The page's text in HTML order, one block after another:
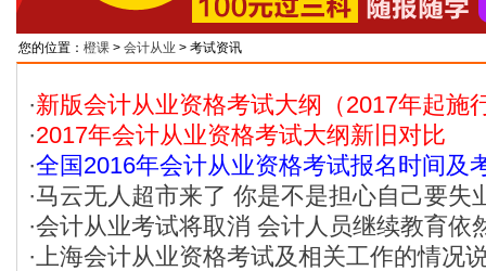
您的位置： 橙课 > 会计从业 > 考试资讯
·新版会计从业资格考试大纲（2017年起施
·2017年会计从业资格考试大纲新旧对比
·全国2016年会计从业资格考试报名时间及
·马云无人超市来了 你是不是担心自己要失
·会计从业考试将取消 会计人员继续教育依
·上海会计从业资格考试及相关工作的情况